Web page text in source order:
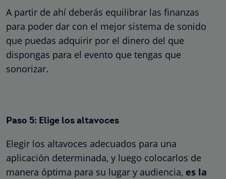
A partir de ahí deberás equilibrar las finanzas
para poder dar con el mejor sistema de sonido
que puedas adquirir por el dinero del que
dispongas para el evento que tengas que
sonorizar.
Paso 5: Elige los altavoces
Elegir los altavoces adecuados para una
aplicación determinada, y luego colocarlos de
manera óptima para su lugar y audiencia, es la